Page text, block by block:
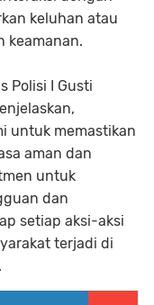
keluhan atau
keamanan.
Polisi I Gusti
untuk memastikan
aman dan
untuk
dan
setiap aksi-aksi
terjadi di